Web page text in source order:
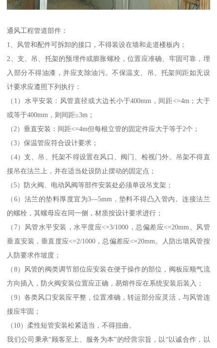
通风工程管道部件：
1、风管和配件可拆卸的接口，不得装设在墙和走道楼板内；
2、支、吊、托架的预埋件或膨胀螺栓，位置应准确、牢固可靠，埋
入部分不得油漆，并应支除油污。不保温支、吊、托架间距如无设
计要求应遵照下列执行：
（1）水平安装：风管直径或大边长小于400mm，间距<=4m；大于
或等于400mm，则间距≤3m；
（2）垂直安装：间距<=4m但每根立管的固定件应大于等于2个；
（3）保温管应符合设计要求；
（4）支、吊、托架不得设置在风口、阀门、检视门外。吊架不得直
接吊在法兰上，并在适当处设防止摆动的固定点；
（5）防火阀、电动风阀等部件安装处必须单设吊支架；
（6）法兰的垫料厚度宜为3—5mm，垫料不得凸入管内。连接法兰
的螺栓，其螺母应在同一侧，材质按设计要求进行；
（7）风管水平安装，水平度应<=3/1000，总偏差应<=20mm。风管
垂直安装，垂直度应<=2/1000，总偏差应<=20mm。人防出墙风管按
人防要求作坡度；
（8）风管的阀类调节部位应安装在便于操作的部位，阀板应顺气流
方向插入，防火阀安装位置应正确，易熔件应在系统安装后装入；
（9）各类风口安装应平整，位置准确，转运部分应灵活，与风管连
接应牢固；
（10）柔性短管安装松紧适当，不得扭曲。
我们公司秉承“顾客至上、服务为本”的经营宗旨，以“以诚合作，以